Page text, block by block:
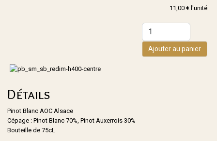
11,00 € l'unité
Ajouter au panier
Détails
Pinot Blanc AOC Alsace
Cépage : Pinot Blanc 70%, Pinot Auxerrois 30%
Bouteille de 75cL